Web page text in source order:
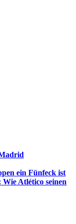
ein Fünfeck ist
Atlético seinen